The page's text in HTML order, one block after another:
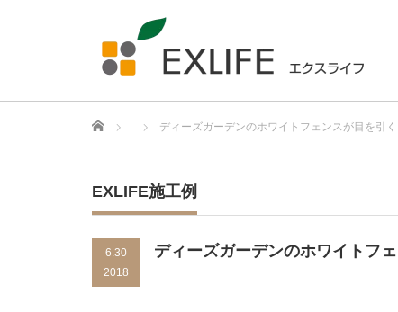
Home ディーズガーデンのホワイトフェンスが目を引
EXLIFE施工例
6.30
2018
ディーズガーデンのホワイトフ